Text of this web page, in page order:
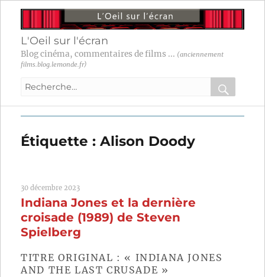
L'Oeil sur l'écran
Blog cinéma, commentaires de films ... (anciennement
films.blog.lemonde.fr)
Recherche
:
OK
Étiquette :Alison Doody
30 décembre 2023
Indiana Jones et la dernière
croisade (1989) de Steven
Spielberg
TITRE ORIGINAL : « INDIANA JONES
AND THE LAST CRUSADE »